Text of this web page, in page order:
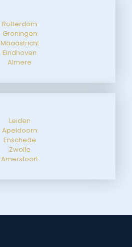
Rotterdam
Groningen
Maaastricht
Eindhoven
Almere
Leiden
Apeldoorn
Enschede
Zwolle
Amersfoort